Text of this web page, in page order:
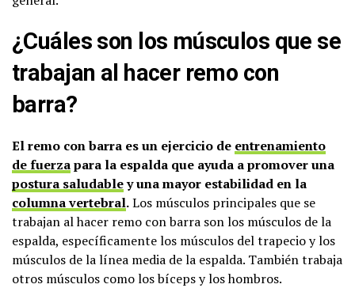
¿Cuáles son los músculos que se
trabajan al hacer remo con
barra?
El remo con barra es un ejercicio de entrenamiento
de fuerzapara la espalda que ayuda a promover una
postura saludabley una mayor estabilidad en la
columna vertebral.Los músculos principales que se
trabajan al hacer remo con barra son los músculos de la
espalda, específicamente los músculos del trapecio y los
músculos de la línea media de la espalda. También trabaja
otros músculos como los bíceps y los hombros.